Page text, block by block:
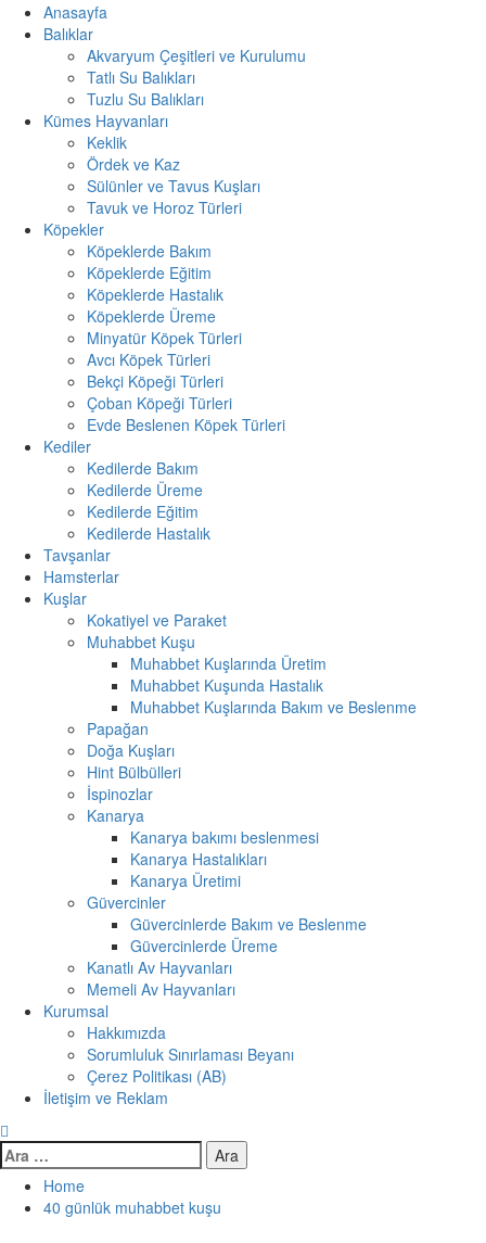
Anasayfa
Balıklar
Akvaryum Çeşitleri ve Kurulumu
Tatlı Su Balıkları
Tuzlu Su Balıkları
Kümes Hayvanları
Keklik
Ördek ve Kaz
Sülünler ve Tavus Kuşları
Tavuk ve Horoz Türleri
Köpekler
Köpeklerde Bakım
Köpeklerde Eğitim
Köpeklerde Hastalık
Köpeklerde Üreme
Minyatür Köpek Türleri
Avcı Köpek Türleri
Bekçi Köpeği Türleri
Çoban Köpeği Türleri
Evde Beslenen Köpek Türleri
Kediler
Kedilerde Bakım
Kedilerde Üreme
Kedilerde Eğitim
Kedilerde Hastalık
Tavşanlar
Hamsterlar
Kuşlar
Kokatiyel ve Paraket
Muhabbet Kuşu
Muhabbet Kuşlarında Üretim
Muhabbet Kuşunda Hastalık
Muhabbet Kuşlarında Bakım ve Beslenme
Papağan
Doğa Kuşları
Hint Bülbülleri
İspinozlar
Kanarya
Kanarya bakımı beslenmesi
Kanarya Hastalıkları
Kanarya Üretimi
Güvercinler
Güvercinlerde Bakım ve Beslenme
Güvercinlerde Üreme
Kanatlı Av Hayvanları
Memeli Av Hayvanları
Kurumsal
Hakkımızda
Sorumluluk Sınırlaması Beyanı
Çerez Politikası (AB)
İletişim ve Reklam
Arama:
Home
40 günlük muhabbet kuşu